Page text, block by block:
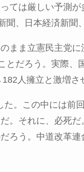
ては厳しい予測
聞、日本経済新聞
まま立憲民主党に
とだろう。実際、
182 人擁立と激増さ
た。この中には前
。それに、必死
ろう。中道改革連